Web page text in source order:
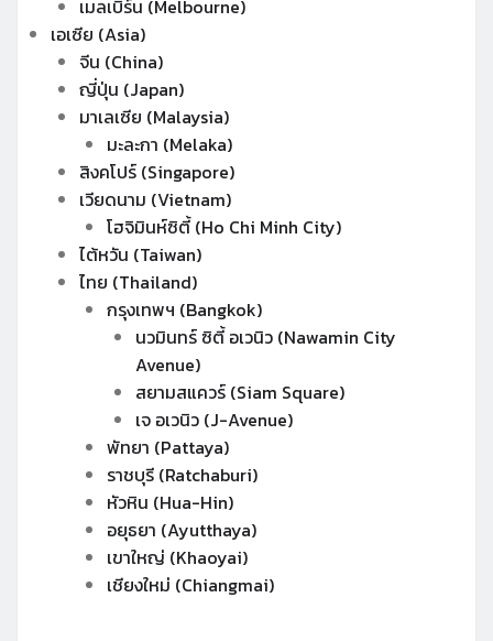
เมลเบิร์น (Melbourne)
เอเซีย (Asia)
จีน (China)
ญี่ปุ่น (Japan)
มาเลเซีย (Malaysia)
มะละกา (Melaka)
สิงคโปร์ (Singapore)
เวียดนาม (Vietnam)
โฮจิมินห์ซิตี้ (Ho Chi Minh City)
ไต้หวัน (Taiwan)
ไทย (Thailand)
กรุงเทพฯ (Bangkok)
นวมินทร์ ซิตี้ อเวนิว (Nawamin City
Avenue)
สยามสแควร์ (Siam Square)
เจ อเวนิว (J-Avenue)
พัทยา (Pattaya)
ราชบุรี (Ratchaburi)
หัวหิน (Hua-Hin)
อยุธยา (Ayutthaya)
เขาใหญ่ (Khaoyai)
เชียงใหม่ (Chiangmai)